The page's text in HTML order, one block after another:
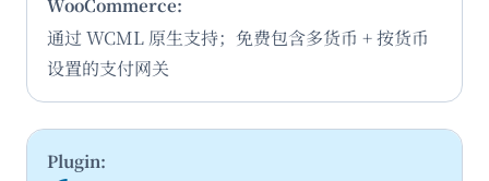
通过 WCML 原生支持；免费包含多货币 + 按货币
设置的支付网关